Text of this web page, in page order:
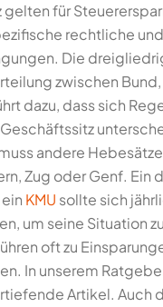
gelten für
rechtliche
Die
zwischen
dazu, dass sich
andere
Zug oder Genf.
KMU sollte sich
um seine Situation
oft zu
In unserem
Artikel. Auch